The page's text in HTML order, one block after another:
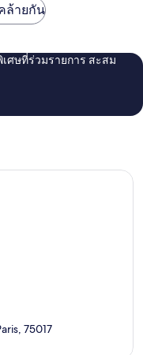
ล้ายกัน
ศษที่ร่วมรายการ สะสม
75017